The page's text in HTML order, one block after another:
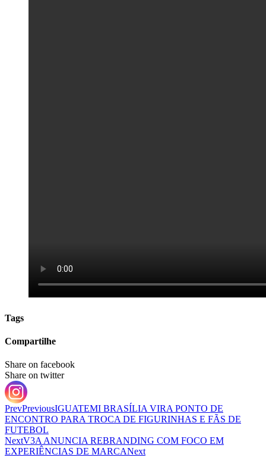
Tags
Compartilhe
Share on facebook
Share on twitter
PrevPreviousIGUATEMI BRASÍLIA VIRA PONTO DE
ENCONTRO PARA TROCA DE FIGURINHAS E FÃS DE
FUTEBOL
NextV3A ANUNCIA REBRANDING COM FOCO EM
EXPERIÊNCIAS DE MARCANext